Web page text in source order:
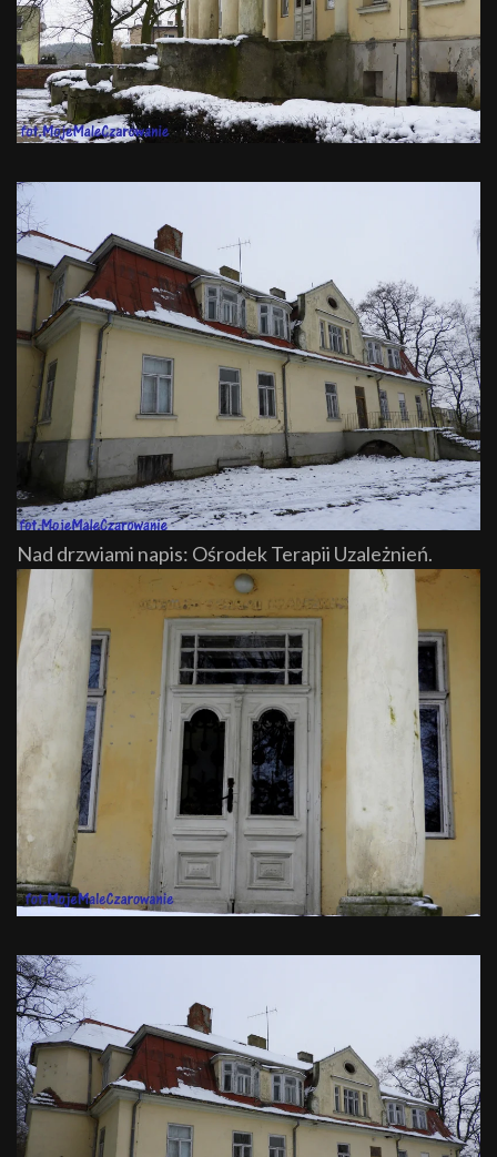
Nad drzwiami napis: Ośrodek Terapii Uzależnień.